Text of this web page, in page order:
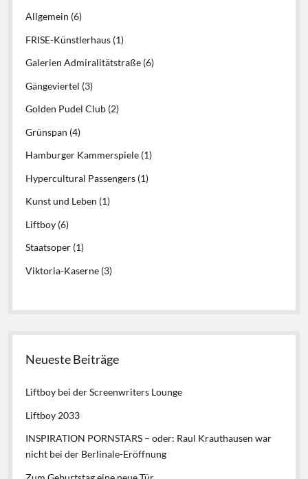
Allgemein (6)
FRISE-Künstlerhaus (1)
Galerien Admiralitätstraße (6)
Gängeviertel (3)
Golden Pudel Club (2)
Grünspan (4)
Hamburger Kammerspiele (1)
Hypercultural Passengers (1)
Kunst und Leben (1)
Liftboy (6)
Staatsoper (1)
Viktoria-Kaserne (3)
Neueste Beiträge
Liftboy bei der Screenwriters Lounge
Liftboy 2033
INSPIRATION PORNSTARS – oder: Raul Krauthausen war
nicht bei der Berlinale-Eröffnung